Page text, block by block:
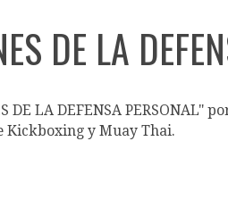
DE LA
DE LA DEFENSA PERSONAL"
Kickboxing y Muay Thai.